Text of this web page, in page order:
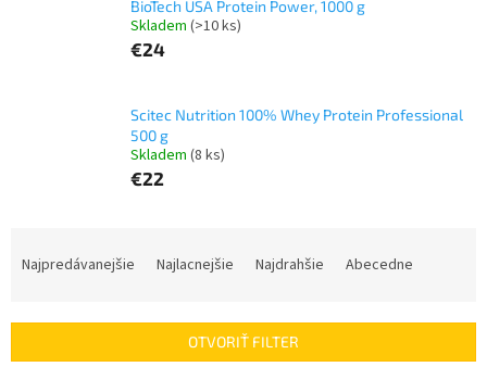
BioTech USA Protein Power, 1000 g
Skladem (>10 ks)
€24
Scitec Nutrition 100% Whey Protein Professional
500 g
Skladem (8 ks)
€22
i
Najpredávanejšie Najlacnejšie Najdrahšie Abecedne
OTVORIŤ FILTER